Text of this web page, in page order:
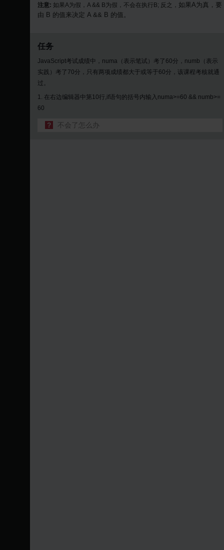
注意: 如果A为假，A && B为假，不会在执行B; 反之， 如果A为真，要
由 B 的值来决定 A && B 的值。
任务
JavaScript考试成绩中，numa（表示笔试）考了60分，numb（表示
实践）考了70分，只有两项成绩都大于或等于60分，该课程考核就通
过。
1. 在右边编辑器中第10行,if语句的括号内输入numa>=60 && numb>=
60
? 不会了怎么办